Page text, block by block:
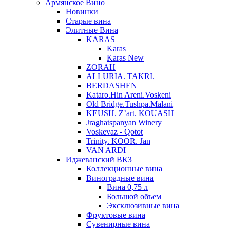
Армянское Вино
Новинки
Старые вина
Элитные Вина
KARAS
Karas
Karas New
ZORAH
ALLURIA. TAKRI.
BERDASHEN
Kataro.Hin Areni.Voskeni
Old Bridge.Tushpa.Malani
KEUSH. Z’art. KOUASH
Jraghatspanyan Winery
Voskevaz - Qotot
Trinity. KOOR. Jan
VAN ARDI
Иджеванский ВКЗ
Коллекционные вина
Виноградные вина
Вина 0,75 л
Большой объем
Эксклюзивные вина
Фруктовые вина
Cувенирные вина